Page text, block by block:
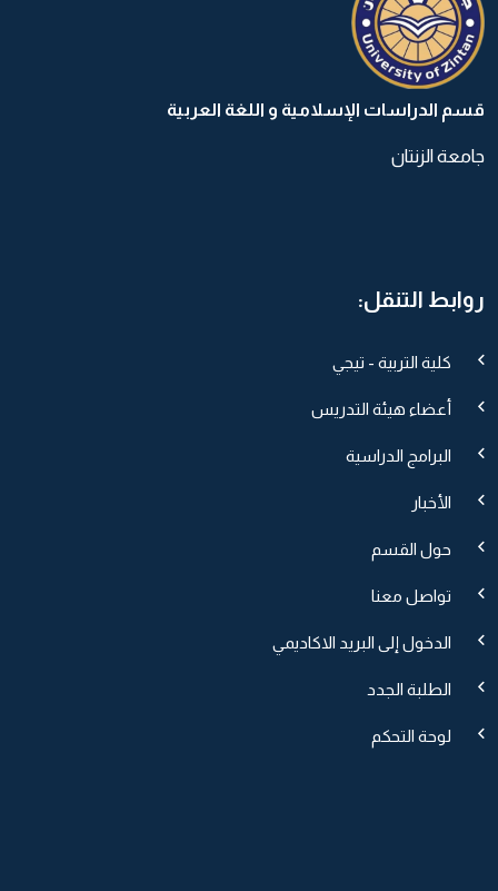
قسم الدراسات الإسلامية و اللغة العربية
جامعة الزنتان
روابط التنقل:
كلية التربية - تيجي
أعضاء هيئة التدريس
البرامج الدراسية
الأخبار
حول القسم
تواصل معنا
الدخول إلى البريد الاكاديمي
الطلبة الجدد
لوحة التحكم